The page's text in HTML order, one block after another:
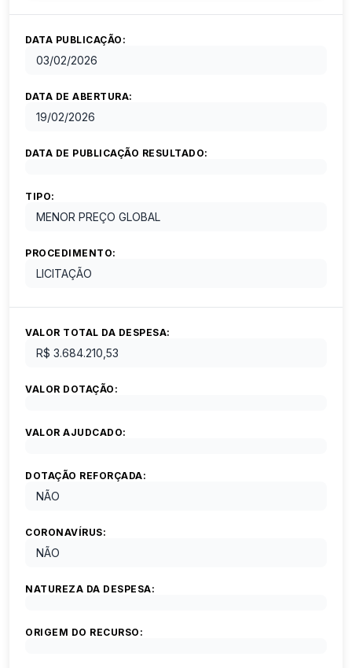
DATA PUBLICAÇÃO:
03/02/2026
DATA DE ABERTURA:
19/02/2026
DATA DE PUBLICAÇÃO RESULTADO:
TIPO:
MENOR PREÇO GLOBAL
PROCEDIMENTO:
LICITAÇÃO
VALOR TOTAL DA DESPESA:
R$ 3.684.210,53
VALOR DOTAÇÃO:
VALOR AJUDCADO:
DOTAÇÃO REFORÇADA:
NÃO
CORONAVÍRUS:
NÃO
NATUREZA DA DESPESA:
ORIGEM DO RECURSO: